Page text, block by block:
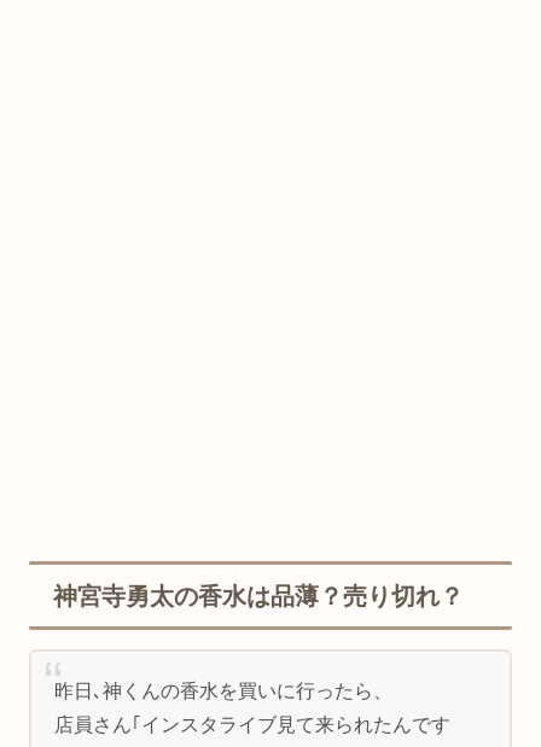
神宮寺勇太の香水は品薄？売り切れ？
昨日､神くんの香水を買いに行ったら、
店員さん｢インスタライブ見て来られたんです